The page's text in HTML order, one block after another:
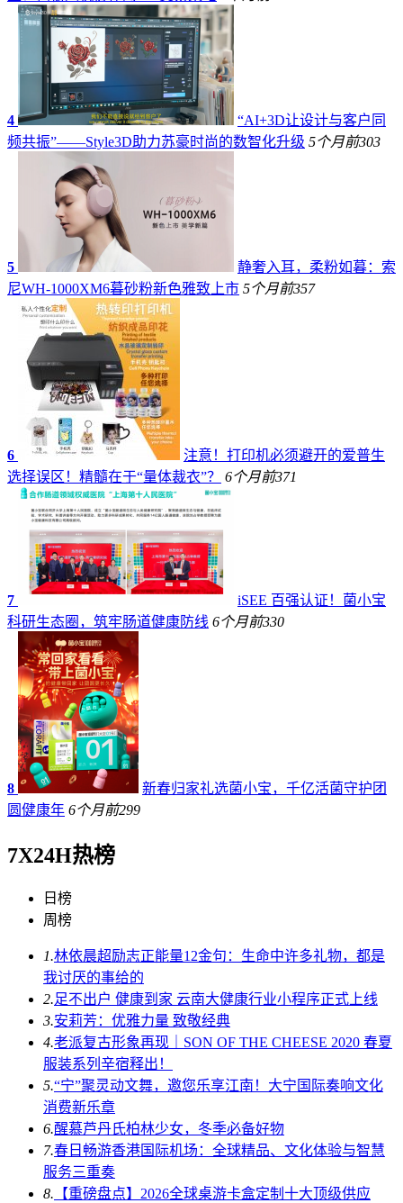
4
“AI+3D让设计与客户同
频共振”——Style3D助力苏豪时尚的数智化升级 5个月前303
5
静奢入耳，柔粉如暮：索
尼WH-1000XM6暮砂粉新色雅致上市 5个月前357
6
注意！打印机必须避开的爱普生
选择误区！精髓在于“量体裁衣”？
6个月前371
7
iSEE 百强认证！菌小宝
科研生态圈，筑牢肠道健康防线 6个月前330
8
新春归家礼选菌小宝，千亿活菌守护团
圆健康年 6个月前299
7X24H热榜
日榜
周榜
1.林依晨超励志正能量12金句：生命中许多礼物，都是
我讨厌的事给的
2.足不出户 健康到家 云南大健康行业小程序正式上线
3.安莉芳：优雅力量 致敬经典
4.老派复古形象再现｜SON OF THE CHEESE 2020 春夏
服装系列辛宿释出！
5.“宁”聚灵动文舞，邀您乐享江南！大宁国际奏响文化
消费新乐章
6.醒慕芦丹氏柏林少女，冬季必备好物
7.春日畅游香港国际机场：全球精品、文化体验与智慧
服务三重奏
8. 【重磅盘点】2026全球桌游卡盒定制十大顶级供应